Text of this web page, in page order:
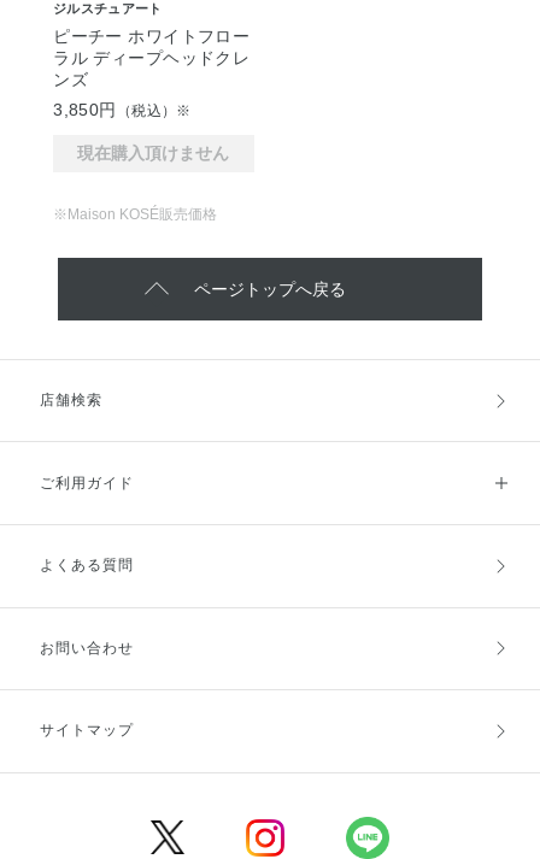
ジルスチュアート
ピーチー ホワイトフロー
ラル ディープヘッドクレ
ンズ
3,850円
（税込）※
現在購入頂けません
※Maison KOSÉ販売価格
ページトップへ戻る
店舗検索
ご利用ガイド
ご利用ガイドトップ
お支払方法
キャンセル・返品・交換
よくある質問
お問い合わせ
サイトマップ